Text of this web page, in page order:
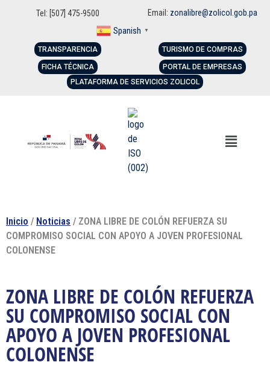
Tel: [507] 475-9500 Email: zonalibre@zolicol.gob.pa
Spanish ▼
TRANSPARENCIA
FICHA TÉCNICA
TURISMO DE COMPRAS
PORTAL DE EMPRESAS
PLATAFORMA DE SERVICIOS ZOLICOL
Inicio / Noticias / ZONA LIBRE DE COLÓN REFUERZA SU
COMPROMISO SOCIAL CON APOYO A JOVEN PROFESIONAL
COLONENSE
ZONA LIBRE DE COLÓN REFUERZA
SU COMPROMISO SOCIAL CON
APOYO A JOVEN PROFESIONAL
COLONENSE